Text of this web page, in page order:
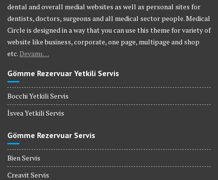
dental and overall medial websites as well as personal sites for
dentists, doctors, surgeons and all medical sector people. Medical
Circle is designed in a way that you can use this theme for variety of
website like business, corporate, one page, multipage and shop
etc. Devamı…
Gömme Rezervuar Yetkili Servis
Bocchi Yetkili Servis
İsvea Yetkili Servis
Gömme Rezervuar Servis
Bien Servis
Creavit Servis